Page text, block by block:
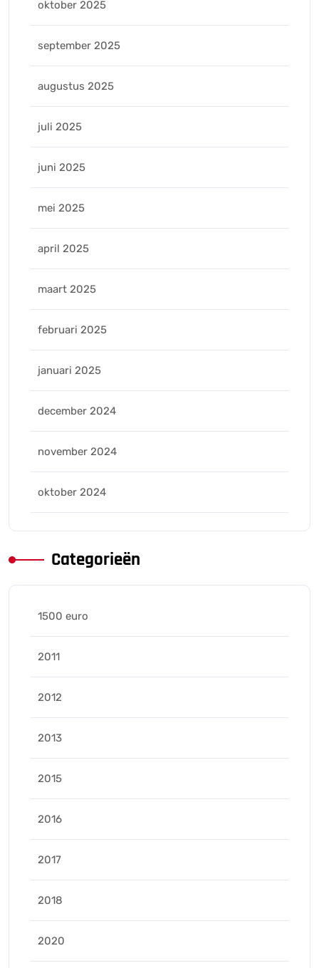
oktober 2025
september 2025
augustus 2025
juli 2025
juni 2025
mei 2025
april 2025
maart 2025
februari 2025
januari 2025
december 2024
november 2024
oktober 2024
Categorieën
1500 euro
2011
2012
2013
2015
2016
2017
2018
2020